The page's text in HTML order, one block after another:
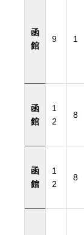
函
館
9 1
函
館
1
2
8
函
館
1
2
8